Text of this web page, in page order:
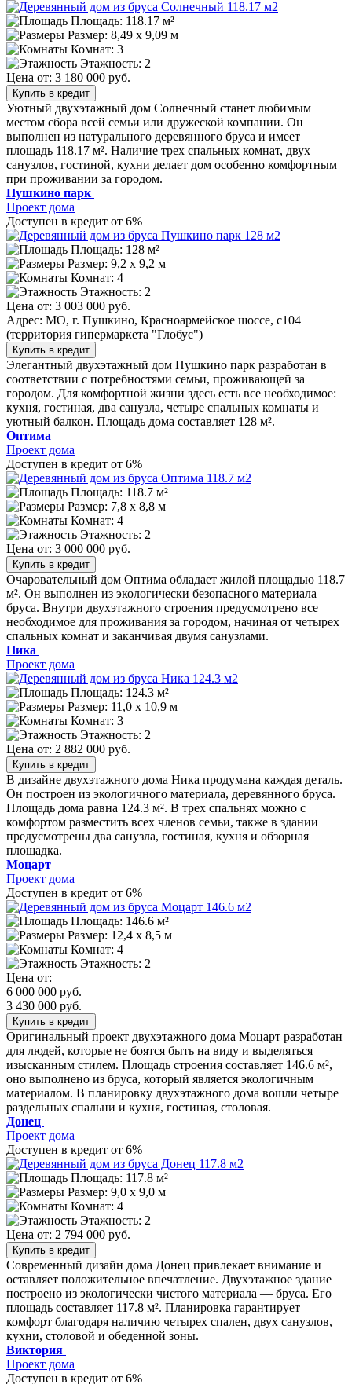
Площадь: 118.17 м²
Размер: 8,49 х 9,09 м
Комнат: 3
Этажность: 2
Цена от: 3 180 000 руб.
Купить в кредит
Уютный двухэтажный дом Солнечный станет любимым
местом сбора всей семьи или дружеской компании. Он
выполнен из натурального деревянного бруса и имеет
площадь 118.17 м². Наличие трех спальных комнат, двух
санузлов, гостиной, кухни делает дом особенно комфортным
при проживании за городом.
Пушкино парк
Проект дома
Доступен в кредит от 6%
Площадь: 128 м²
Размер: 9,2 х 9,2 м
Комнат: 4
Этажность: 2
Цена от: 3 003 000 руб.
Адрес: МО, г. Пушкино, Красноармейское шоссе, с104
(территория гипермаркета "Глобус")
Купить в кредит
Элегантный двухэтажный дом Пушкино парк разработан в
соответствии с потребностями семьи, проживающей за
городом. Для комфортной жизни здесь есть все необходимое:
кухня, гостиная, два санузла, четыре спальных комнаты и
уютный балкон. Площадь дома составляет 128 м².
Оптима
Проект дома
Доступен в кредит от 6%
Площадь: 118.7 м²
Размер: 7,8 х 8,8 м
Комнат: 4
Этажность: 2
Цена от: 3 000 000 руб.
Купить в кредит
Очаровательный дом Оптима обладает жилой площадью 118.7
м². Он выполнен из экологически безопасного материала —
бруса. Внутри двухэтажного строения предусмотрено все
необходимое для проживания за городом, начиная от четырех
спальных комнат и заканчивая двумя санузлами.
Ника
Проект дома
Площадь: 124.3 м²
Размер: 11,0 х 10,9 м
Комнат: 3
Этажность: 2
Цена от: 2 882 000 руб.
Купить в кредит
В дизайне двухэтажного дома Ника продумана каждая деталь.
Он построен из экологичного материала, деревянного бруса.
Площадь дома равна 124.3 м². В трех спальнях можно с
комфортом разместить всех членов семьи, также в здании
предусмотрены два санузла, гостиная, кухня и обзорная
площадка.
Моцарт
Проект дома
Доступен в кредит от 6%
Площадь: 146.6 м²
Размер: 12,4 х 8,5 м
Комнат: 4
Этажность: 2
Цена от:
6 000 000 руб.
3 430 000 руб.
Купить в кредит
Оригинальный проект двухэтажного дома Моцарт разработан
для людей, которые не боятся быть на виду и выделяться
изысканным стилем. Площадь строения составляет 146.6 м²,
оно выполнено из бруса, который является экологичным
материалом. В планировку двухэтажного дома вошли четыре
раздельных спальни и кухня, гостиная, столовая.
Донец
Проект дома
Доступен в кредит от 6%
Площадь: 117.8 м²
Размер: 9,0 х 9,0 м
Комнат: 4
Этажность: 2
Цена от: 2 794 000 руб.
Купить в кредит
Современный дизайн дома Донец привлекает внимание и
оставляет положительное впечатление. Двухэтажное здание
построено из экологически чистого материала — бруса. Его
площадь составляет 117.8 м². Планировка гарантирует
комфорт благодаря наличию четырех спален, двух санузлов,
кухни, столовой и обеденной зоны.
Виктория
Проект дома
Доступен в кредит от 6%